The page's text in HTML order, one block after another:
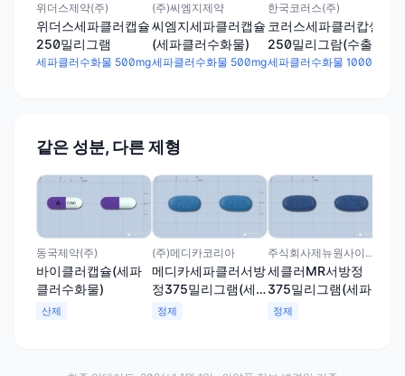
위더스제약(주)
위더스세파클러캡슐
250밀리그램
세파클러수화물 500mg
(주)씨엠지제약
씨엠지세파클러캡슐
(세파클러수화물)
세파클러수화물 500mg
한국코러스(주)
코러스세파클러캅셀
250밀리그람(수출
명:KEFACCAP)
같은 성분, 다른 제형
동국제약(주)
바이클러캡슐(세파
클러수화물)
산제
(주)메디카코리아
메디카세파클러서방
정375밀리그램(세
파클러수화물)
정제
주식회사제뉴원사이언스
세클러MR서방정
375밀리그램(세파
클러수화물)
정제